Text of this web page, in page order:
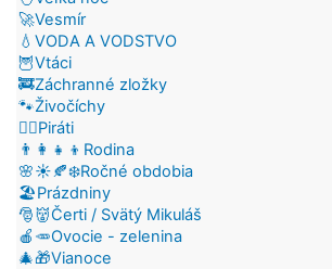
🚀Vesmír
💧VODA A VODSTVO
🦉Vtáci
🚒Záchranné zložky
🐾Živočíchy
🏴‍☠️Piráti
👨‍👩‍👧‍👦Rodina
🌸☀️🍂❄️Ročné obdobia
🏖️Prázdniny
🎅👹Čerti / Svätý Mikuláš
🍎🥕Ovocie - zelenina
🎄🎁Vianoce